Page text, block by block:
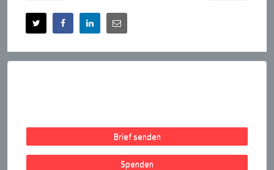
Brief senden
Spenden